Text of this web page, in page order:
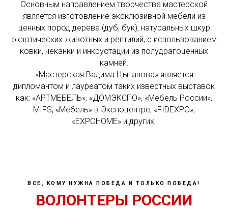
Основным направлением творчества мастерской
является изготовление эксклюзивной мебели из
ценных пород дерева (дуб, бук), натуральных шкур
экзотических животных и рептилий, с использованием
ковки, чеканки и инкрустации из полудрагоценных
камней.
«Мастерская Вадима Цыганова» является
дипломантом и лауреатом таких известных выставок
как: «АРТМЕБЕЛЬ», «ДОМЭКСПО», «Мебель России»,
MIFS, «Мебель» в Экспоцентре, «FIDEXPO»,
«EXPOHOME» и других.
ВСЕ, КОМУ НУЖНА ПОБЕДА И ТОЛЬКО ПОБЕДА!
ВОЛОНТЕРЫ РОССИИ